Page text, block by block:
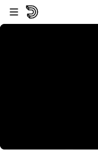
Passer au player
Passer au contenu principal